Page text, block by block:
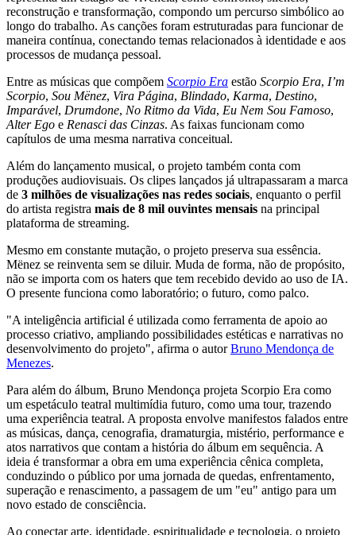
reconstrução e transformação, compondo um percurso simbólico ao
longo do trabalho. As canções foram estruturadas para funcionar de
maneira contínua, conectando temas relacionados à identidade e aos
processos de mudança pessoal.
Entre as músicas que compõem Scorpio Era estão Scorpio Era, I’m
Scorpio, Sou Mënez, Vira Página, Blindado, Karma, Destino,
Imparável, Drumdone, No Ritmo da Vida, Eu Nem Sou Famoso,
Alter Ego e Renasci das Cinzas. As faixas funcionam como
capítulos de uma mesma narrativa conceitual.
Além do lançamento musical, o projeto também conta com
produções audiovisuais. Os clipes lançados já ultrapassaram a marca
de 3 milhões de visualizações nas redes sociais, enquanto o perfil
do artista registra mais de 8 mil ouvintes mensais na principal
plataforma de streaming.
Mesmo em constante mutação, o projeto preserva sua essência.
Mënez se reinventa sem se diluir. Muda de forma, não de propósito,
não se importa com os haters que tem recebido devido ao uso de IA.
O presente funciona como laboratório; o futuro, como palco.
"A inteligência artificial é utilizada como ferramenta de apoio ao
processo criativo, ampliando possibilidades estéticas e narrativas no
desenvolvimento do projeto", afirma o autorBruno Mendonça de
Menezes.
Para além do álbum, Bruno Mendonça projeta Scorpio Era como
um espetáculo teatral multimídia futuro, como uma tour, trazendo
uma experiência teatral. A proposta envolve manifestos falados entre
as músicas, dança, cenografia, dramaturgia, mistério, performance e
atos narrativos que contam a história do álbum em sequência. A
ideia é transformar a obra em uma experiência cênica completa,
conduzindo o público por uma jornada de quedas, enfrentamento,
superação e renascimento, a passagem de um "eu" antigo para um
novo estado de consciência.
Ao conectar arte, identidade, espiritualidade e tecnologia, o projeto